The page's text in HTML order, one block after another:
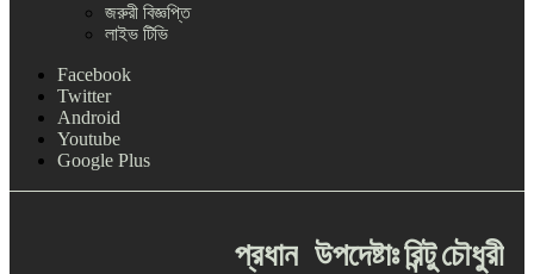
জরুরী বিজ্ঞপ্তি
লাইভ টিভি
Facebook
Twitter
Android
Youtube
Google Plus
প্রধান উপদেষ্টাঃরিন্টুচৌধুরী